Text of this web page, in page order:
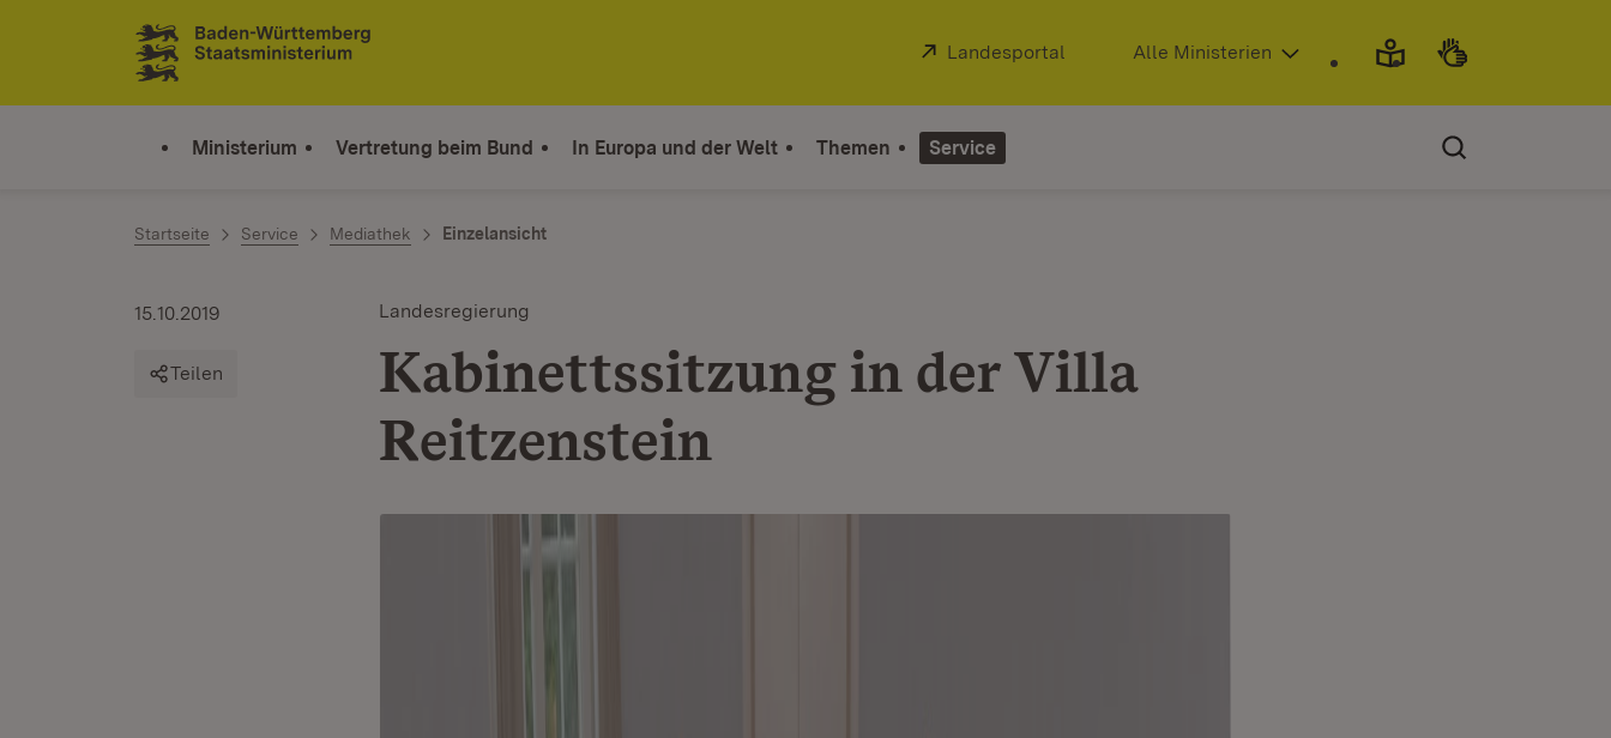
Zum Inhalt springen
Link zur Startseite
Extern:
Landesportal (Öffnet in neuem Fenster)
Alle Ministerien
Ministerium Vertretung beim Bund In Europa und der Welt Themen Service
Startseite Service Mediathek Einzelansicht
Landesregierung
Kabinettssitzung in der Villa
Reitzenstein
15.10.2019
Teilen